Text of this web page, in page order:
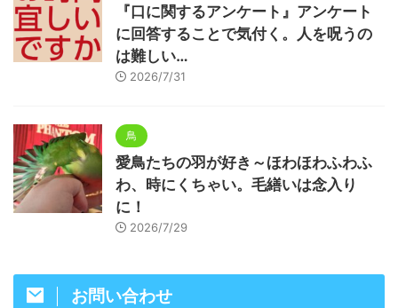
『口に関するアンケート』アンケート
に回答することで気付く。人を呪うの
は難しい…
2026/7/31
鳥
愛鳥たちの羽が好き～ほわほわふわふ
わ、時にくちゃい。毛繕いは念入り
に！
2026/7/29
お問い合わせ